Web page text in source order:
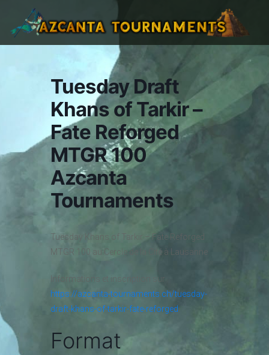
Tuesday Draft
Khans of Tarkir –
Fate Reforged
MTGR 100
Azcanta
Tournaments
Tuesday Khans of Tarkir – Fate Reforged
MTGR 100 au Cercle de la Cité à Lausanne
Informations et inscription sur :
https://azcanta-tournaments.ch/tuesday-
draft-khans-of-tarkir-fate-reforged
Format